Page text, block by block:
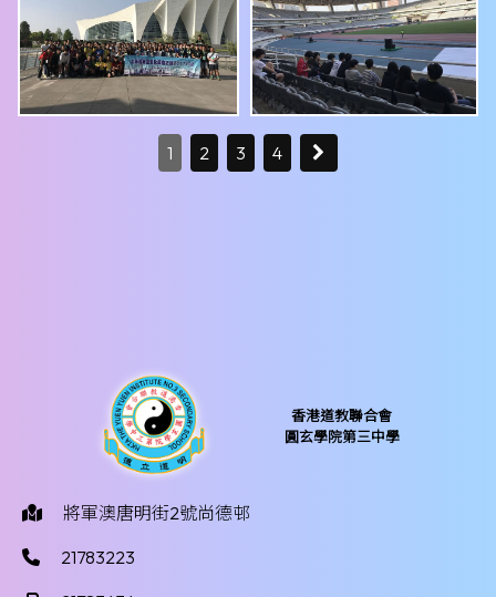
1 2 3 4
香港道教聯合會
圓玄學院第三中學
將軍澳唐明街2號尚德邨
21783223